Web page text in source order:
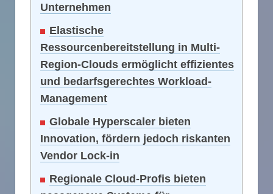
Unternehmen
Elastische
Ressourcenbereitstellung in Multi-
Region-Clouds ermöglicht effizientes
und bedarfsgerechtes Workload-
Management
Globale Hyperscaler bieten
Innovation, fördern jedoch riskanten
Vendor Lock-in
Regionale Cloud-Profis bieten